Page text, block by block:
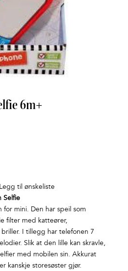
6m+
Legg til ønskeliste
Selfie
for mini. Den har speil som
filter med katteører,
I tillegg har telefonen 7
Slik at den lille kan skravle,
med mobilen sin. Akkurat
kanskje storesøster gjør.